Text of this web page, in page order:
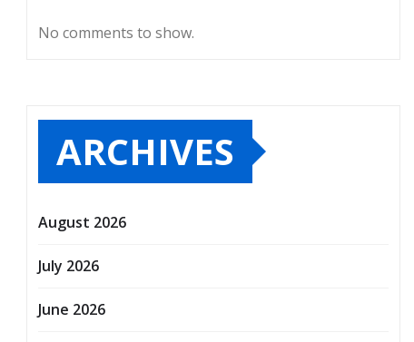
No comments to show.
ARCHIVES
August 2026
July 2026
June 2026